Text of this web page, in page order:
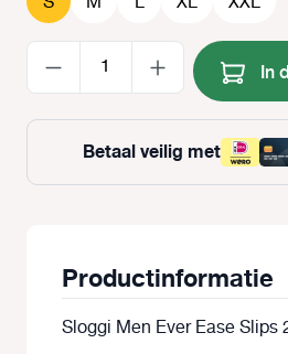
In
Betaal veilig met
Productinformatie
Sloggi Men Ever Ease Slips